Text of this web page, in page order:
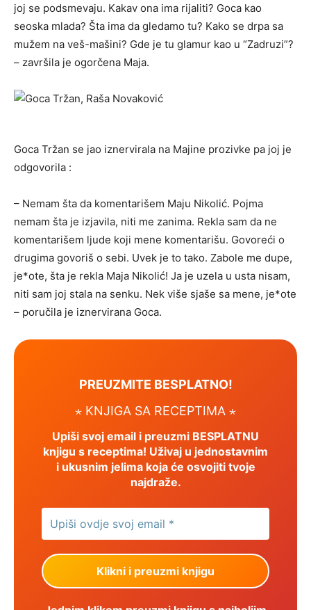
joj se podsmevaju. Kakav ona ima rijaliti? Goca kao
seoska mlada? Šta ima da gledamo tu? Kako se drpa sa
mužem na veš-mašini? Gde je tu glamur kao u “Zadruzi”?
– završila je ogorčena Maja.
Goca Tržan se jao iznervirala na Majine prozivke pa joj je
odgovorila :
– Nemam šta da komentarišem Maju Nikolić. Pojma
nemam šta je izjavila, niti me zanima. Rekla sam da ne
komentarišem ljude koji mene komentarišu. Govoreći o
drugima govoriš o sebi. Uvek je to tako. Zabole me dupe,
je*ote, šta je rekla Maja Nikolić! Ja je uzela u usta nisam,
niti sam joj stala na senku. Nek više sjaše sa mene, je*ote
– poručila je iznervirana Goca.
PREUZMITE BESPLATNO!
⋆ KNJIGA SA RECEPTIMA ⋆
Upiši svoj email i preuzmi BESPLATNU
knjigu s receptima! Uživaj u jednostavnim
i ukusnim jelima koja će osvojiti tvoje
najdraže.